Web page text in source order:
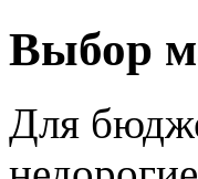
Выбор
Для